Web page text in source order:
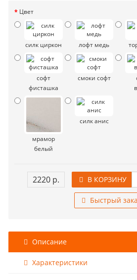
Цвет
силк циркон лофт медь
софт
фисташка
смоки софт
мрамор
белый
силк анис
2220 р. В КОРЗИНУ
Быстрый
Описание
Характеристики